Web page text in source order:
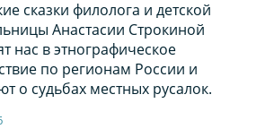
сказки филолога и детской
Анастасии Строкиной
нас в этнографическое
по регионам России и
о судьбах местных русалок.